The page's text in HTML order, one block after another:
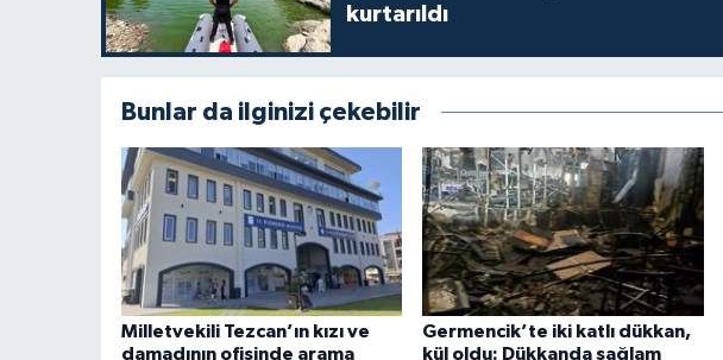
kurtarıldı
Bunlar da ilginizi çekebilir
Milletvekili Tezcan’ın kızı ve
damadının ofisinde arama
Germencik’te iki katlı dükkan,
kül oldu: Dükkanda sağlam